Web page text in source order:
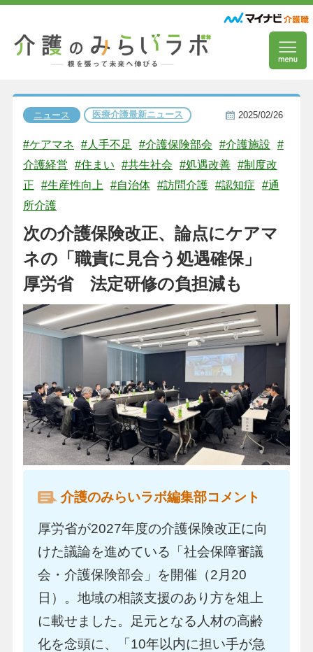
ニュース 医療介護最新ニュース 2025/02/26
#ケアマネ #人手不足 #介護保険部会 #介護施設
#
介護経営
#住まい #共生社会 #処遇改善 #制度改
正
#生産性向上 #自治体 #訪問介護 #認知症
#通
所介護
次の介護保険改正、論点にケアマ
ネの「職責に見合う処遇確保」
厚労省 法定研修の負担減も
介護のみらいラボ編集部コメント
厚労省が2027年度の介護保険改正に向
けた議論を進めている「社会保障審議
会・介護保険部会」を開催（2月20
日）。地域の相談支援のあり方を俎上
に載せました。足元となる人材の高齢
化を念頭に、「10年以内に担い手が急